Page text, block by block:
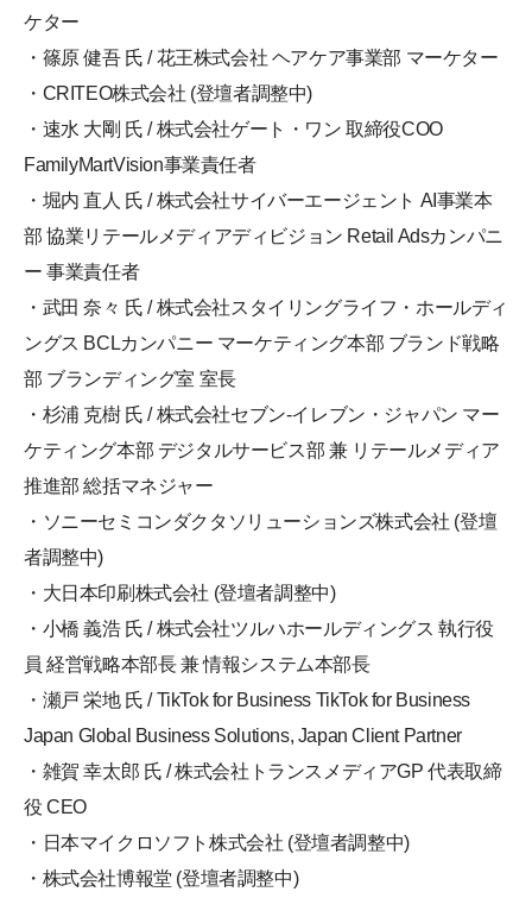
ケター
・篠原 健吾 氏 / 花王株式会社 ヘアケア事業部 マーケター
・CRITEO株式会社 (登壇者調整中)
・速水 大剛 氏 / 株式会社ゲート・ワン 取締役COO
FamilyMartVision事業責任者
・堀内 直人 氏 / 株式会社サイバーエージェント AI事業本
部 協業リテールメディアディビジョン Retail Adsカンパニ
ー 事業責任者
・武田 奈々 氏 / 株式会社スタイリングライフ・ホールディ
ングス BCLカンパニー マーケティング本部 ブランド戦略
部 ブランディング室 室長
・杉浦 克樹 氏 / 株式会社セブン-イレブン・ジャパン マー
ケティング本部 デジタルサービス部 兼 リテールメディア
推進部 総括マネジャー
・ソニーセミコンダクタソリューションズ株式会社 (登壇
者調整中)
・大日本印刷株式会社 (登壇者調整中)
・小橋 義浩 氏 / 株式会社ツルハホールディングス 執行役
員 経営戦略本部長 兼 情報システム本部長
・瀬戸 栄地 氏 / TikTok for Business TikTok for Business
Japan Global Business Solutions, Japan Client Partner
・雑賀 幸太郎 氏 / 株式会社トランスメディアGP 代表取締
役 CEO
・日本マイクロソフト株式会社 (登壇者調整中)
・株式会社博報堂 (登壇者調整中)